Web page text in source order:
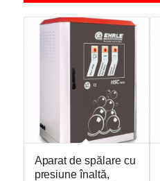
Aparat de spălare cu
presiune înaltă,